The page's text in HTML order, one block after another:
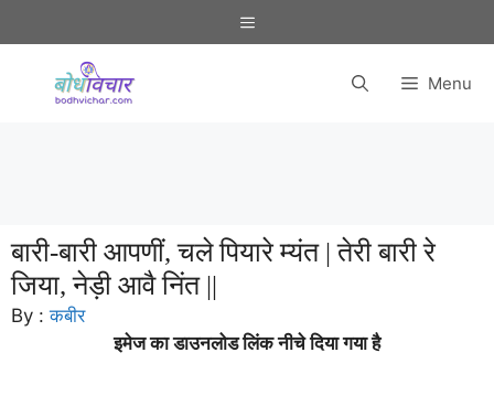
to
Menu
Menu
बारी-बारी आपणीं, चले पियारे म्यंत | तेरी बारी रे
जिया, नेड़ी आवै निंत ||
By :कबीर
इमेज का डाउनलोड लिंक नीचे दिया गया है